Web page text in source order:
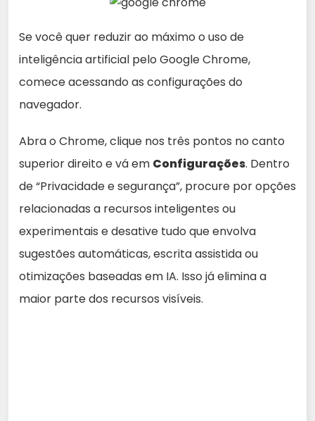
Se você quer reduzir ao máximo o uso de
inteligência artificial pelo Google Chrome,
comece acessando as configurações do
navegador.
Abra o Chrome, clique nos três pontos no canto
superior direito e vá em Configurações. Dentro
de “Privacidade e segurança”, procure por opções
relacionadas a recursos inteligentes ou
experimentais e desative tudo que envolva
sugestões automáticas, escrita assistida ou
otimizações baseadas em IA. Isso já elimina a
maior parte dos recursos visíveis.